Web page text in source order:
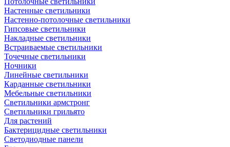
Настенные светильники
Настенно-потолочные светильники
Гипсовые светильники
Накладные светильники
Встраиваемые светильники
Точечные светильники
Ночники
Линейные светильники
Карданные светильники
Мебельные светильники
Светильники армстронг
Светильники грильято
Для растений
Бактерицидные светильники
Светодиодные панели